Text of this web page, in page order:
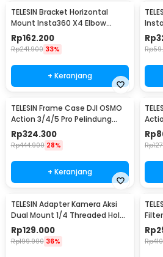
TELESIN Bracket Horizontal
Mount Insta360 X4 Elbow
Frame Adapter - S6-FMS-11-TIS
Rp162.200
Rp241.900 33%
+ Keranjang
Aksi
Rp
Rp
TELESIN Frame Case DJI OSMO
Action 3/4/5 Pro Pelindung
Kamera Aksi - S6-FMS-13-TDJ
Rp324.300
Rp444.900 28%
+ Keranjang
TDJ
Rp
Rp
TELESIN Adapter Kamera Aksi
Dual Mount 1/4 Threaded Hole
Insta360 X4 - S7-JBK-05
Rp129.000
Rp199.900 36%
3/4/
Rp
Rp